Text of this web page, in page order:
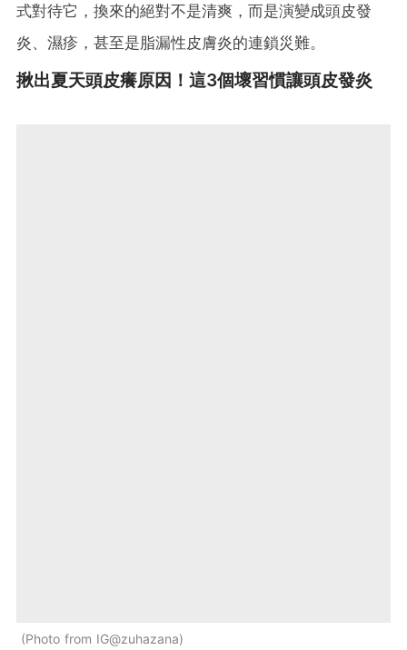
式對待它，換來的絕對不是清爽，而是演變成頭皮發
炎、濕疹，甚至是脂漏性皮膚炎的連鎖災難。
揪出夏天頭皮癢原因！這3個壞習慣讓頭皮發炎
Photo from IG@zuhazana